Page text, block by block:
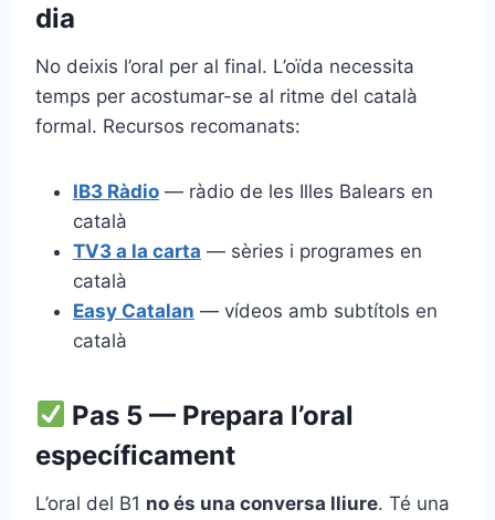
dia
No deixis l’oral per al final. L’oïda necessita
temps per acostumar-se al ritme del català
formal. Recursos recomanats:
IB3 Ràdio — ràdio de les Illes Balears en
català
TV3 a la carta — sèries i programes en
català
Easy Catalan — vídeos amb subtítols en
català
Pas 5 — Prepara l’oral
específicament
L’oral del B1 no és una conversa lliure. Té una